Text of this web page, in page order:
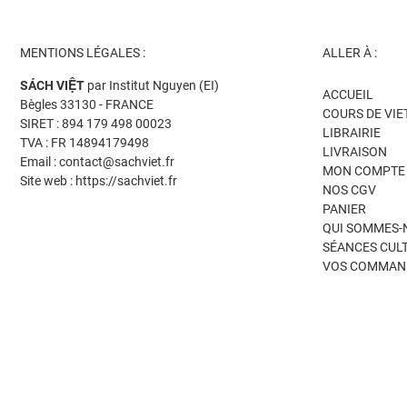
MENTIONS LÉGALES :
SÁCH VIỆT par Institut Nguyen (EI)
Bègles 33130 - FRANCE
SIRET : 894 179 498 00023
TVA : FR 14894179498
Email : contact@sachviet.fr
Site web : https://sachviet.fr
ALLER À :
ACCUEIL
COURS DE
LIBRAIRIE
LIVRAISON
MON COMPTE
NOS CGV
PANIER
QUI SOMMES-
SÉANCES
VOS